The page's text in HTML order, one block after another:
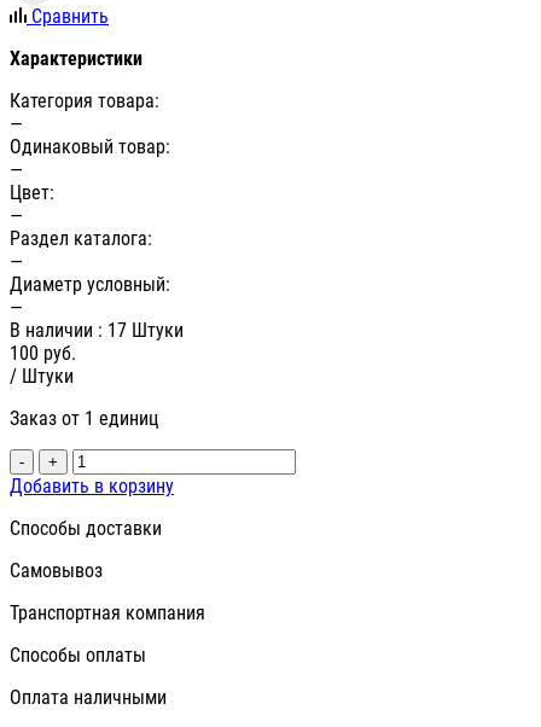
Сравнить
Характеристики
Категория товара:
—
Одинаковый товар:
—
Цвет:
—
Раздел каталога:
—
Диаметр условный:
—
В наличии : 17 Штуки
100 руб.
/ Штуки
Заказ от 1 единиц
- +
Добавить в корзину
Способы доставки
Самовывоз
Транспортная компания
Способы оплаты
Оплата наличными